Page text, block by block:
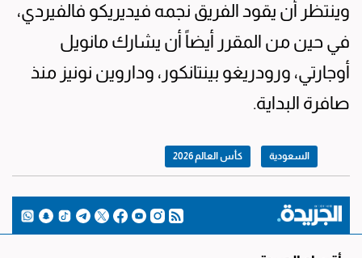
وينتظر أن يقود الفريق نجمه فيديريكو فالفيردي،
في حين من المقرر أيضاً أن يشارك مانويل
أوجارتي، ورودريغو بينتانكور، وداروين نونيز منذ
صافرة البداية.
السعودية كأس العالم 2026